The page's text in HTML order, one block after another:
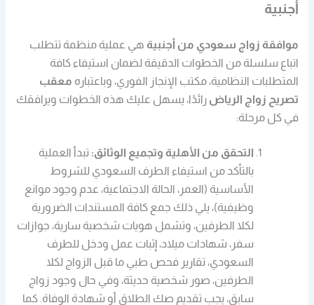
أجنبية
موافقة زواج سعودي من أجنبية هي عملية منظمة تتطلب
اتباع سلسلة من الخطوات الدقيقة لضمان استيفاء كافة
المتطلبات النظامية، مكتب الإنجاز الفوري، وباعتباره معقب
تصريح زواج الرياض رائدًا، يسهل عليك هذه الخطوات ويرافقك
في كل مرحلة:
التحقق من الأهلية وتجميع الوثائق: تبدأ العملية
بالتأكد من استيفاء الطرف السعودي للشروط
الأساسية (العمر، الحالة الاجتماعية، عدم وجود موانع
وظيفية)، يلي ذلك جمع كافة المستندات الضرورية
لكلا الطرفين، وتشمل هويات شخصية سارية، جوازات
سفر، شهادات ميلاد، إثبات عمل ودخل للطرف
السعودي، تقارير فحص طبي ما قبل الزواج لكلا
الطرفين، صور شخصية حديثة، وفي حال وجود زواج
سابق، يجب تقديم صك الطلاق أو شهادة الوفاة. كما